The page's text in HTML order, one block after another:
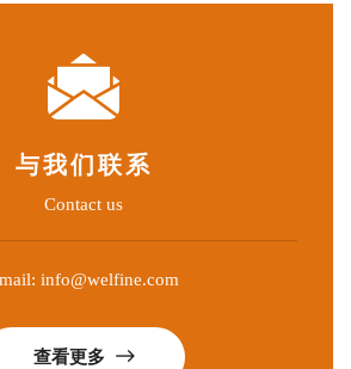
与我们联系
Contact us
info@welfine.com
查看更多